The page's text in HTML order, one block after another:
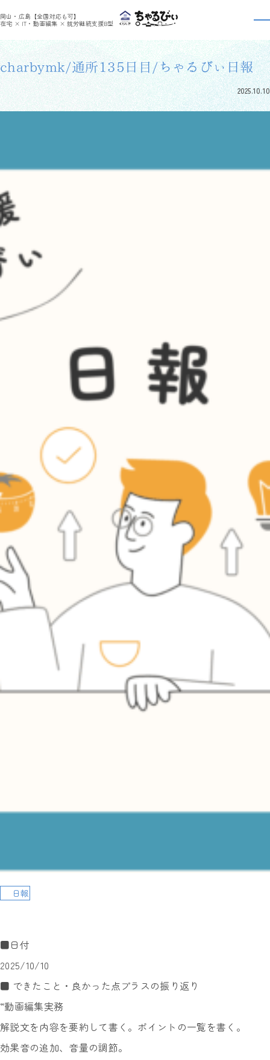
岡山・広島【全国対応も可】
在宅 × IT・動画編集 × 就労継続支援B型
利用者さんの日報 >
利用者さんの日報
charbymk/通所135日目/ちゃるびぃ日報
2025.10.10
日報
■日付
2025/10/10
■ できたこと・良かった点プラスの振り返り
“動画編集実務
解説文を内容を要約して書く。ポイントの一覧を書く。
効果音の追加、音量の調節。